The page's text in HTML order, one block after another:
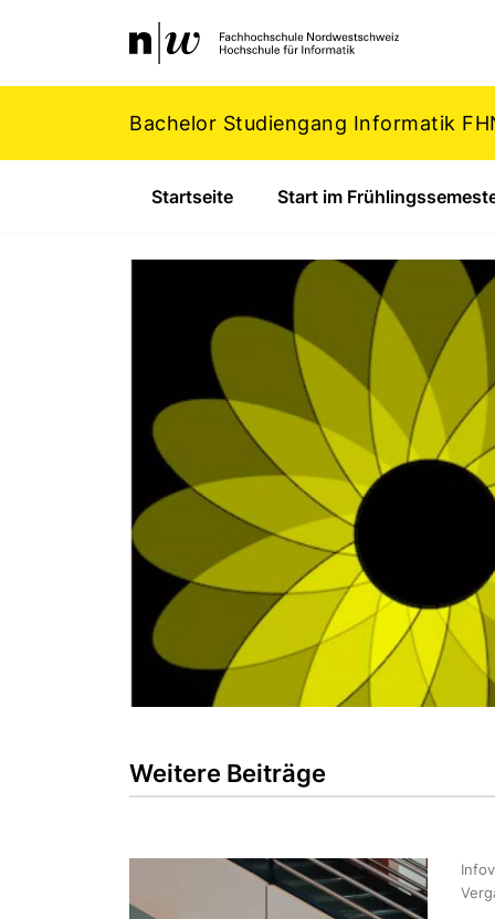
Navigation
Bachelor Studiengang Informatik
Startseite Start im
Weitere Beiträge
Footer